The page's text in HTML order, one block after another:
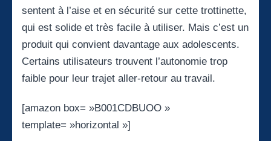
sentent à l’aise et en sécurité sur cette trottinette,
qui est solide et très facile à utiliser. Mais c’est un
produit qui convient davantage aux adolescents.
Certains utilisateurs trouvent l’autonomie trop
faible pour leur trajet aller-retour au travail.
[amazon box= »B001CDBUOO »
template= »horizontal »]